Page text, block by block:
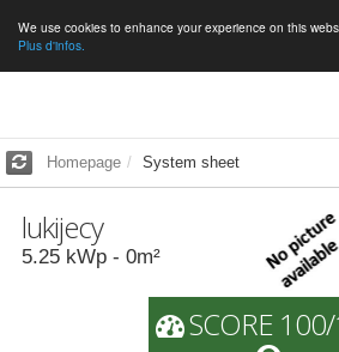
We use cookies to enhance your experience on this
Plus d'infos.
Homepage System sheet
lukijecy
5.25 kWp - 0m²
SCORE